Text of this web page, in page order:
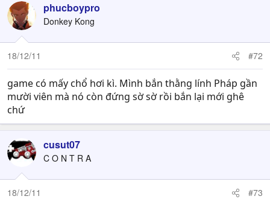
phucboypro
Donkey Kong
18/12/11 #72
game có mấy chổ hơi kì. Mình bắn thằng lính Pháp gần
mười viên mà nó còn đứng sờ sờ rồi bắn lại mới ghê
chứ
cusut07
C O N T R A
18/12/11 #73